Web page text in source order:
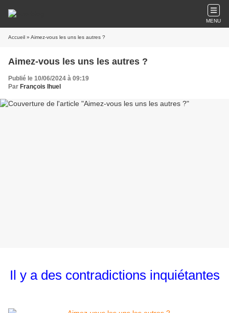
MENU
Accueil » Aimez-vous les uns les autres ?
Aimez-vous les uns les autres ?
Publié le 10/06/2024 à 09:19
Par François Ihuel
Il y a des contradictions inquiétantes